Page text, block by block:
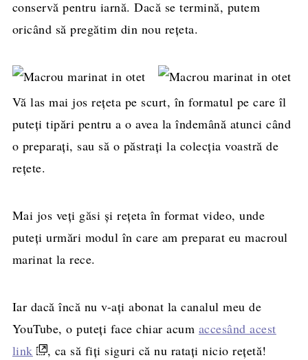
conservă pentru iarnă. Dacă se termină, putem
oricând să pregătim din nou rețeta.
Vă las mai jos rețeta pe scurt, în formatul pe care îl
puteți tipări pentru a o avea la îndemână atunci când
o preparați, sau să o păstrați la colecția voastră de
rețete.
Mai jos veți găsi și rețeta în format video, unde
puteți urmări modul în care am preparat eu macroul
marinat la rece.
Iar dacă încă nu v-ați abonat la canalul meu de
YouTube, o puteți face chiar acum accesând acest
link
, ca să fiți siguri că nu ratați nicio rețetă!